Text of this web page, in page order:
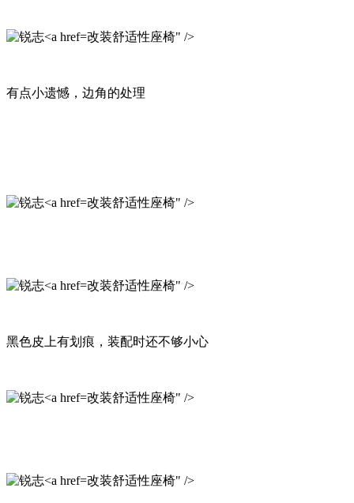
改装舒适性座椅" />
有点小遗憾，边角的处理
改装舒适性座椅" />
改装舒适性座椅" />
黑色皮上有划痕，装配时还不够小心
改装舒适性座椅" />
改装舒适性座椅" />